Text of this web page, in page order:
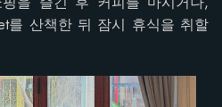
를 산책한 뒤 잠시 휴식을 취할